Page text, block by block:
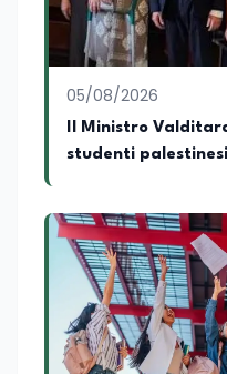
05/08/2026
Il Ministro
studenti